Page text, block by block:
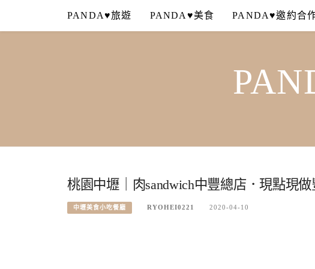
content
PANDA♥旅遊 PANDA♥美食 PANDA♥邀約合
桃園中壢｜肉sandwich中豐總店．現點現
中壢美食小吃餐廳 RYOHEI0221 2020-04-10